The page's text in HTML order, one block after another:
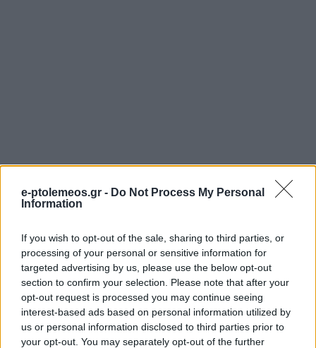
e-ptolemeos.gr - Do Not Process My Personal
Information
If you wish to opt-out of the sale, sharing to third parties, or
processing of your personal or sensitive information for
targeted advertising by us, please use the below opt-out
section to confirm your selection. Please note that after your
opt-out request is processed you may continue seeing
interest-based ads based on personal information utilized by
us or personal information disclosed to third parties prior to
your opt-out. You may separately opt-out of the further